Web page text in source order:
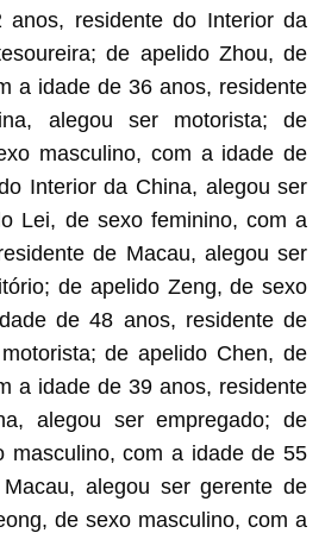
residente do Interior da
de apelido Zhou, de
a idade de 36 anos, residente
alegou ser motorista; de
masculino, com a idade de
Interior da China, alegou ser
Lei, de sexo feminino, com a
de Macau, alegou ser
de apelido Zeng, de sexo
de 48 anos, residente de
de apelido Chen, de
a idade de 39 anos, residente
alegou ser empregado; de
masculino, com a idade de 55
alegou ser gerente de
de sexo masculino, com a